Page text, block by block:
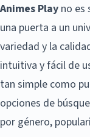
Animes Play no es
una puerta a un
variedad y la
intuitiva y fácil de
tan simple como
opciones de
por género,